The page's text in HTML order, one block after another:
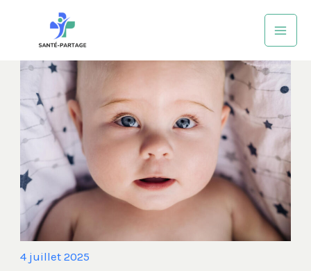
contenu
4 juillet 2025